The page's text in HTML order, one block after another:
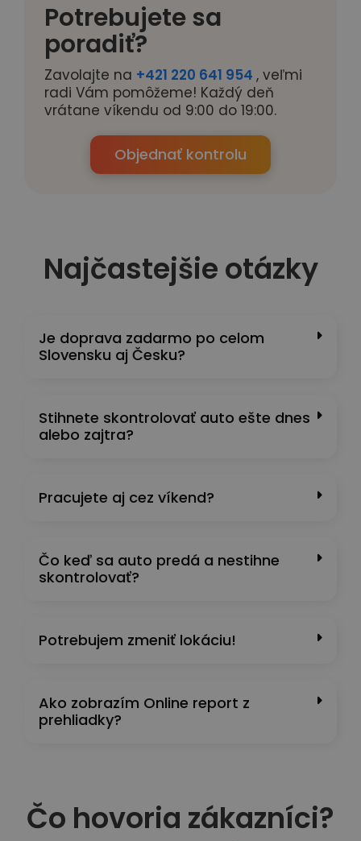
Potrebujete sa
poradiť?
Zavolajte na +421 220 641 954 , veľmi
radi Vám pomôžeme! Každý deň
vrátane víkendu od 9:00 do 19:00.
Objednať kontrolu
Najčastejšie otázky
Je doprava zadarmo po celom
Slovensku aj Česku?
Stihnete skontrolovať auto ešte dnes
alebo zajtra?
Pracujete aj cez víkend?
Čo keď sa auto predá a nestihne
skontrolovať?
Potrebujem zmeniť lokáciu!
Ako zobrazím Online report z
prehliadky?
Čo hovoria zákazníci?